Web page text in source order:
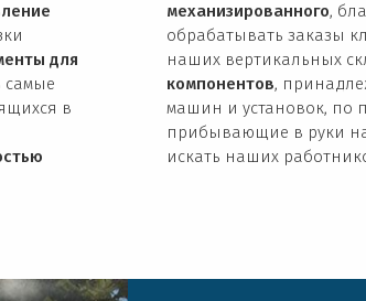
для
самые
в
механизированного,
обрабатывать заказы
наших вертикальных
компонентов,
машин и установок, по
прибывающие в руки
искать наших